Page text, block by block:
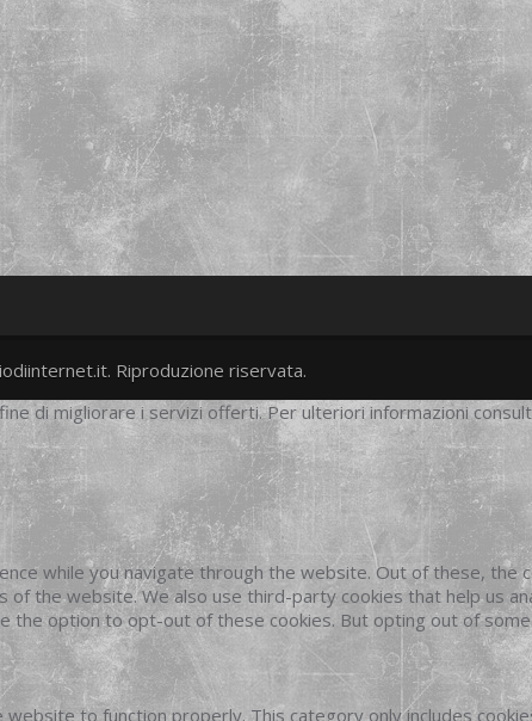
twittergoogleplus
facebook
Riproduzione riservata.
di migliorare i servizi offerti. Per ulteriori informazioni
while you navigate through the website. Out of these,
the website. We also use third-party cookies that help us
the option to opt-out of these cookies. But opting out of
to function properly. This category only includes